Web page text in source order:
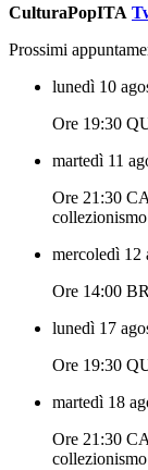
CulturaPopITA
Prossimi
lunedì 10
Ore 19:30
martedì 11
Ore 21:30
collezionismo
mercoledì 12
Ore 14:00
lunedì 17
Ore 19:30
martedì 18
Ore 21:30
collezionismo